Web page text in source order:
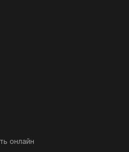
онлайн